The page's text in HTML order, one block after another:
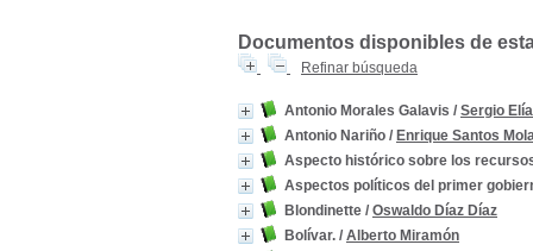
Documentos disponibles de
Refinar búsqueda
Antonio Morales Galavis / Sergio
Antonio Nariño / Enrique Santos
Aspecto histórico sobre los
Aspectos políticos del primer
Blondinette / Oswaldo Díaz Díaz
Bolívar. / Alberto Miramón